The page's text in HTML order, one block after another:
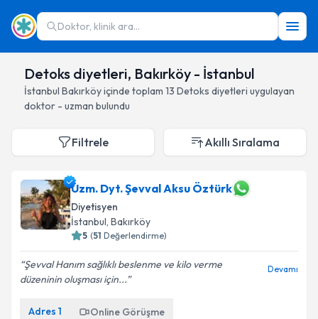
Doktor, klinik ara...
Detoks diyetleri, Bakırköy - İstanbul
İstanbul Bakırköyiçinde toplam 13 Detoks diyetleri uygulayan
doktor - uzman bulundu
Filtrele Akıllı Sıralama
Uzm. Dyt. Şevval Aksu Öztürk
Diyetisyen
İstanbul, Bakırköy
5 (51 Değerlendirme)
Şevval Hanım sağlıklı beslenme ve kilo verme
düzeninin oluşması için...
Devamı
Adres 1 Online Görüşme